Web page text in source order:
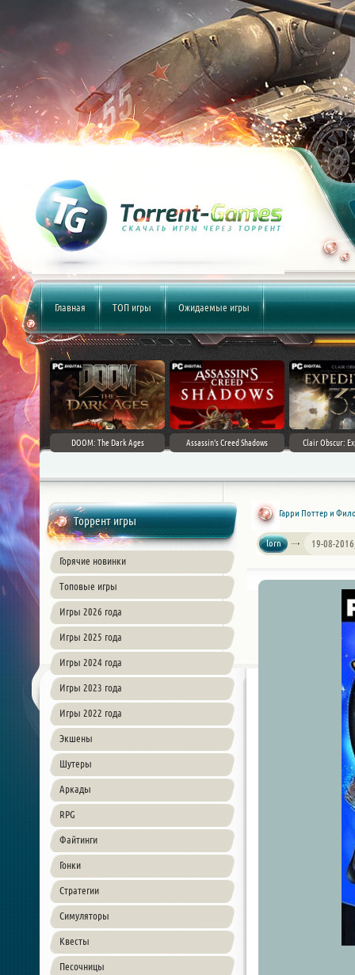
Главная ТОП игры Ожидаемые игры
DOOM: The Dark Ages Assassin's Creed Shadows Clair Obscur:
Торрент игры
Горячие новинки
Топовые игры
Игры 2026 года
Игры 2025 года
Игры 2024 года
Игры 2023 года
Игры 2022 года
Экшены
Шутеры
Аркады
RPG
Файтинги
Гонки
Стратегии
Симуляторы
Квесты
Песочницы
Гарри Поттер и
lorn 19-08-